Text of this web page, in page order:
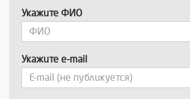
Укажите ФИО
Укажите e-mail